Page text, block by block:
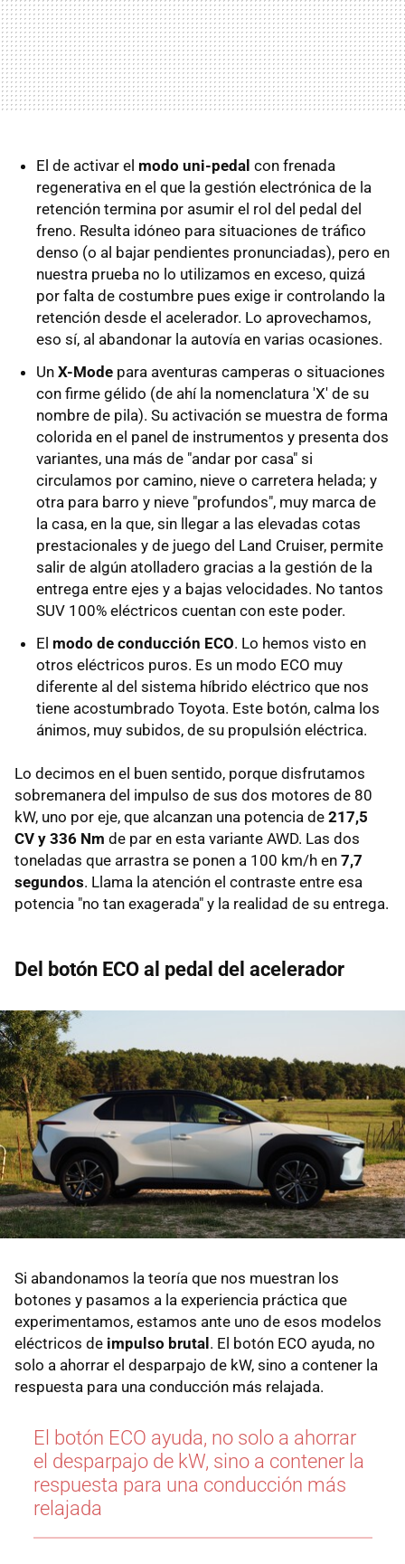
El de activar el modo uni-pedal con frenada
regenerativa en el que la gestión electrónica de la
retención termina por asumir el rol del pedal del
freno. Resulta idóneo para situaciones de tráfico
denso (o al bajar pendientes pronunciadas), pero en
nuestra prueba no lo utilizamos en exceso, quizá
por falta de costumbre pues exige ir controlando la
retención desde el acelerador. Lo aprovechamos,
eso sí, al abandonar la autovía en varias ocasiones.
Un X-Mode para aventuras camperas o situaciones
con firme gélido (de ahí la nomenclatura 'X' de su
nombre de pila). Su activación se muestra de forma
colorida en el panel de instrumentos y presenta dos
variantes, una más de "andar por casa" si
circulamos por camino, nieve o carretera helada; y
otra para barro y nieve "profundos", muy marca de
la casa, en la que, sin llegar a las elevadas cotas
prestacionales y de juego del Land Cruiser, permite
salir de algún atolladero gracias a la gestión de la
entrega entre ejes y a bajas velocidades. No tantos
SUV 100% eléctricos cuentan con este poder.
El modo de conducción ECO. Lo hemos visto en
otros eléctricos puros. Es un modo ECO muy
diferente al del sistema híbrido eléctrico que nos
tiene acostumbrado Toyota. Este botón, calma los
ánimos, muy subidos, de su propulsión eléctrica.
Lo decimos en el buen sentido, porque disfrutamos
sobremanera del impulso de sus dos motores de 80
kW, uno por eje, que alcanzan una potencia de 217,5
CV y 336 Nm de par en esta variante AWD. Las dos
toneladas que arrastra se ponen a 100 km/h en 7,7
segundos. Llama la atención el contraste entre esa
potencia "no tan exagerada" y la realidad de su entrega.
Del botón ECO al pedal del acelerador
Si abandonamos la teoría que nos muestran los
botones y pasamos a la experiencia práctica que
experimentamos, estamos ante uno de esos modelos
eléctricos de impulso brutal. El botón ECO ayuda, no
solo a ahorrar el desparpajo de kW, sino a contener la
respuesta para una conducción más relajada.
El botón ECO ayuda, no solo a ahorrar
el desparpajo de kW, sino a contener la
respuesta para una conducción más
relajada